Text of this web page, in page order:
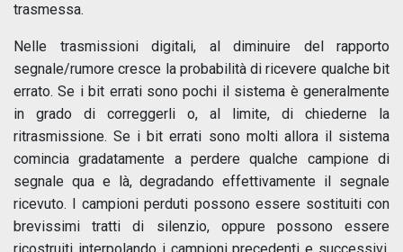
trasmessa.
Nelle trasmissioni digitali, al diminuire del rapporto
segnale/rumore cresce la probabilità di ricevere qualche bit
errato. Se i bit errati sono pochi il sistema è generalmente
in grado di correggerli o, al limite, di chiederne la
ritrasmissione. Se i bit errati sono molti allora il sistema
comincia gradatamente a perdere qualche campione di
segnale qua e là, degradando effettivamente il segnale
ricevuto. I campioni perduti possono essere sostituiti con
brevissimi tratti di silenzio, oppure possono essere